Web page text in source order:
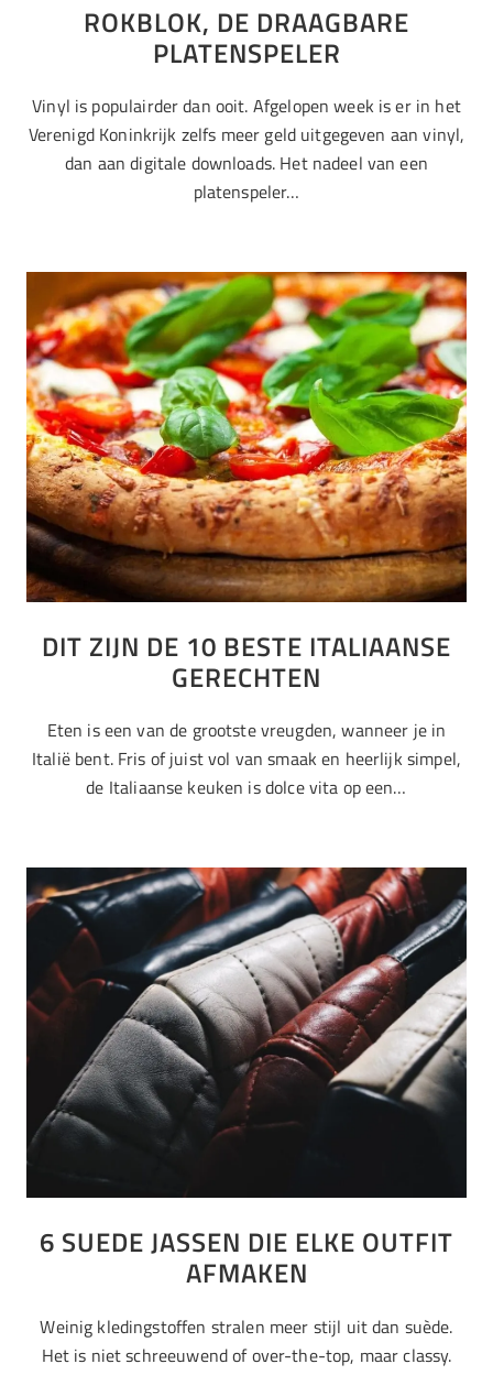
ROKBLOK, DE DRAAGBARE
PLATENSPELER
Vinyl is populairder dan ooit. Afgelopen week is er in het
Verenigd Koninkrijk zelfs meer geld uitgegeven aan vinyl,
dan aan digitale downloads. Het nadeel van een
platenspeler…
DIT ZIJN DE 10 BESTE ITALIAANSE
GERECHTEN
Eten is een van de grootste vreugden, wanneer je in
Italië bent. Fris of juist vol van smaak en heerlijk simpel,
de Italiaanse keuken is dolce vita op een…
6 SUEDE JASSEN DIE ELKE OUTFIT
AFMAKEN
Weinig kledingstoffen stralen meer stijl uit dan suède.
Het is niet schreeuwend of over-the-top, maar classy.